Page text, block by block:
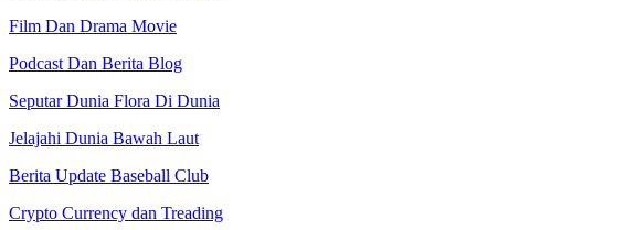
Film Dan Drama Movie
Podcast Dan Berita Blog
Seputar Dunia Flora Di Dunia
Jelajahi Dunia Bawah Laut
Berita Update Baseball Club
Crypto Currency dan Treading